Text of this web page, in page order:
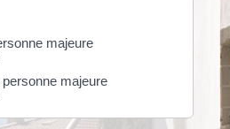
majeure
majeure